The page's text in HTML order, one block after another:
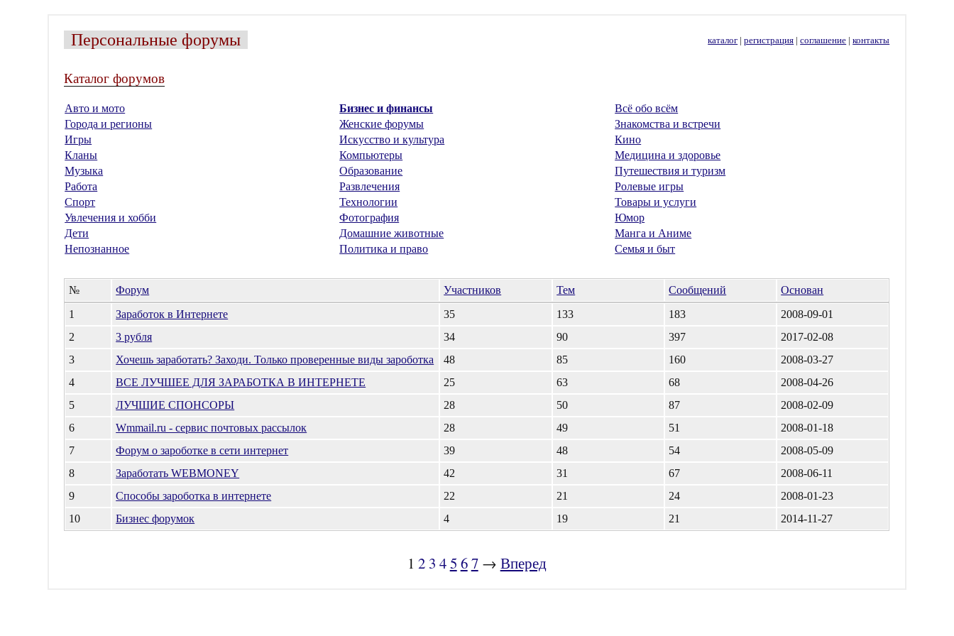
Персональные форумы каталог |регистрация |соглашение |контакты
Каталог форумов
Авто и мото Бизнес и финансы
Всё обо всём
Города и регионы
Женские форумы
Знакомства и встречи
Игры
Искусство и культура
Кино
Кланы
Компьютеры
Медицина и здоровье
Музыка
Образование
Путешествия и туризм
Работа
Развлечения
Ролевые игры
Спорт
Технологии
Товары и услуги
Увлечения и хобби
Фотография
Юмор
Дети
Домашние животные
Манга и Аниме
Непознанное
Политика и право Семья и быт
№ Форум Участников Тем Сообщений
Основан
1
Заработок в Интернете 35 133 183
2008-09-01
2
3 рубля 34 90 397
2017-02-08
3
Хочешь заработать? Заходи. Только проверенные виды зароботка 48 85 160
2008-03-27
4
ВСЕ ЛУЧШЕЕ ДЛЯ ЗАРАБОТКА В ИНТЕРНЕТЕ 25 63 68
2008-04-26
5
ЛУЧШИЕ СПОНСОРЫ 28 50 87
2008-02-09
6
Wmmail.ru - cервис почтовых рассылок 28 49 51
2008-01-18
7
Форум о зароботке в сети интернет 39 48 54
2008-05-09
8
Заработать WEBMONEY 42 31 67
2008-06-11
9
Способы зароботка в интернете 22 21 24
2008-01-23
10
Бизнес форумок 4 19 21 2014-11-27
1 2 3 45 67 → Вперед